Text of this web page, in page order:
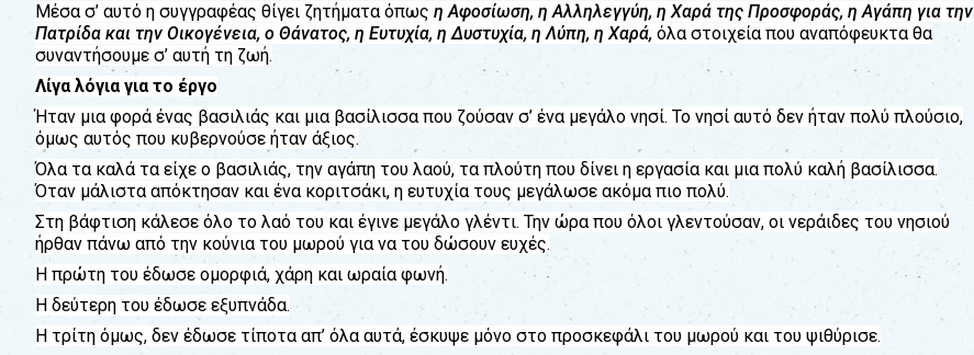
Μέσα σ’ αυτό η συγγραφέας θίγει ζητήματα όπως η Αφοσίωση, η Αλληλεγγύη, η Χαρά της Προσφοράς, η Αγάπη για την
Πατρίδα και την Οικογένεια, ο Θάνατος, η Ευτυχία, η Δυστυχία, η Λύπη, η Χαρά, όλα στοιχεία που αναπόφευκτα θα
συναντήσουμε σ’ αυτή τη ζωή.
Λίγα λόγια για το έργο
Ήταν μια φορά ένας βασιλιάς και μια βασίλισσα που ζούσαν σ’ ένα μεγάλο νησί. Το νησί αυτό δεν ήταν πολύ πλούσιο,
όμως αυτός που κυβερνούσε ήταν άξιος.
Όλα τα καλά τα είχε ο βασιλιάς, την αγάπη του λαού, τα πλούτη που δίνει η εργασία και μια πολύ καλή βασίλισσα.
Όταν μάλιστα απόκτησαν και ένα κοριτσάκι, η ευτυχία τους μεγάλωσε ακόμα πιο πολύ.
Στη βάφτιση κάλεσε όλο το λαό του και έγινε μεγάλο γλέντι. Την ώρα που όλοι γλεντούσαν, οι νεράιδες του νησιού
ήρθαν πάνω από την κούνια του μωρού για να του δώσουν ευχές.
Η πρώτη του έδωσε ομορφιά, χάρη και ωραία φωνή.
Η δεύτερη του έδωσε εξυπνάδα.
Η τρίτη όμως, δεν έδωσε τίποτα απ’ όλα αυτά, έσκυψε μόνο στο προσκεφάλι του μωρού και του ψιθύρισε.